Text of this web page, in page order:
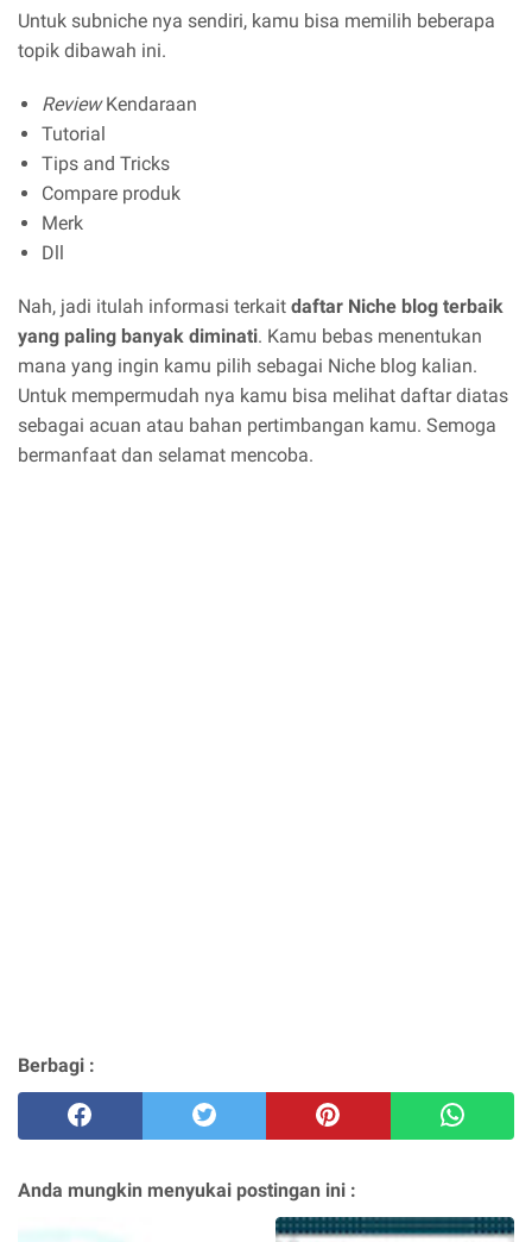
Untuk subniche nya sendiri, kamu bisa memilih beberapa
topik dibawah ini.
ReviewKendaraan
Tutorial
Tips and Tricks
Compare produk
Merk
Dll
Nah, jadi itulah informasi terkait daftar Niche blog terbaik
yang paling banyak diminati. Kamu bebas menentukan
mana yang ingin kamu pilih sebagai Niche blog kalian.
Untuk mempermudah nya kamu bisa melihat daftar diatas
sebagai acuan atau bahan pertimbangan kamu. Semoga
bermanfaat dan selamat mencoba.
Berbagi :
Anda mungkin menyukai postingan ini :